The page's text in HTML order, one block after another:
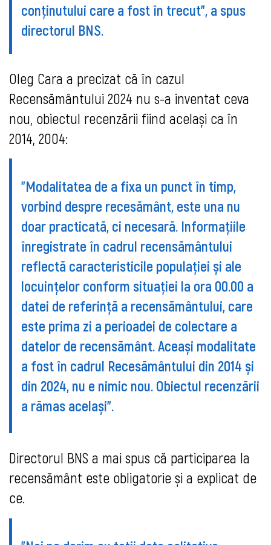
conținutului care a fost în trecut", a spus
directorul BNS.
Oleg Cara a precizat că în cazul
Recensământului 2024 nu s-a inventat ceva
nou, obiectul recenzării fiind același ca în
2014, 2004:
"Modalitatea de a fixa un punct în timp,
vorbind despre recesământ, este una nu
doar practicată, ci necesară. Informațiile
înregistrate în cadrul recensământului
reflectă caracteristicile populației și ale
locuințelor conform situației la ora 00.00 a
datei de referință a recensământului, care
este prima zi a perioadei de colectare a
datelor de recensământ. Aceași modalitate
a fost în cadrul Recesământului din 2014 și
din 2024, nu e nimic nou. Obiectul recenzării
a rămas același".
Directorul BNS a mai spus că participarea la
recensământ este obligatorie și a explicat de
ce.